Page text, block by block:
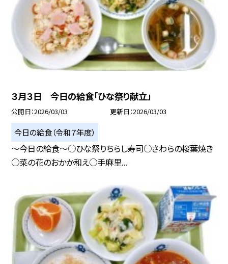
３月３日 今日の給食「ひな祭り献立」
公開日 2026/03/03 更新日 2026/03/03
今日の給食（令和７年度）
～今日の給食～○ひな祭りちらし寿司○さわらの桜葉焼き
○菜の花のおかか和え○手麻里...